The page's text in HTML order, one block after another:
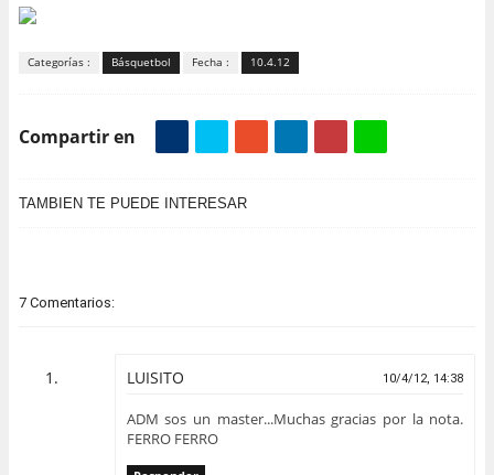
Categorías : Básquetbol Fecha : 10.4.12
Compartir en
TAMBIÉN TE PUEDE INTERESAR
7 Comentarios:
LUISITO 10/4/12, 14:38
ADM sos un master...Muchas gracias por la nota.
FERRO FERRO